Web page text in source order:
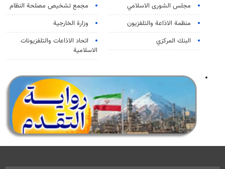
مجلس الشورى الاسلامي
مجمع تشخيص مصلحة النظام
منظمة الاذاعة والتلفزیون
وزارة الخارجية
البنك المركزي
اتحاد الاذاعات والتلفزيونات
الاسلامية